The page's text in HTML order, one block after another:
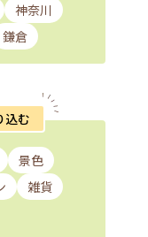
神奈川
鎌倉
込む
景色
雑貨